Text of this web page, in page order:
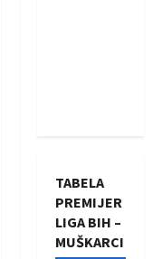
TABELA
PREMIJER
LIGA BIH –
MUŠKARCI